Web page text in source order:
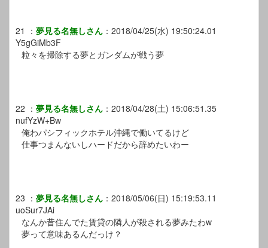
21 ： 夢見る名無しさん ： 2018/04/25(水) 19:50:24.01
Y5gGiMb3F
粒々を掃除する夢とガンダムが戦う夢
22 ： 夢見る名無しさん ： 2018/04/28(土) 15:06:51.35
nufYzW+Bw
俺わパシフィックホテル沖縄で働いてるけど
仕事つまんないしハードだから辞めたいわー
23 ： 夢見る名無しさん ： 2018/05/06(日) 15:19:53.11
uoSur7JAi
なんか昔住んでた賃貸の隣人が殺される夢みたわw
夢って意味あるんだっけ？